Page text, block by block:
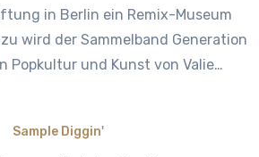
in Berlin ein Remix-Museum
wird der Sammelband Generation
Popkultur und Kunst von Valie…
Sample Diggin'